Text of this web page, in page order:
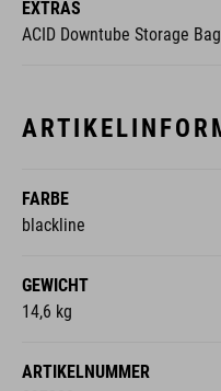
EXTRAS
ACID Downtube Storage Bag
FARBE
blackline
GEWICHT
14,6 kg
ARTIKELNUMMER